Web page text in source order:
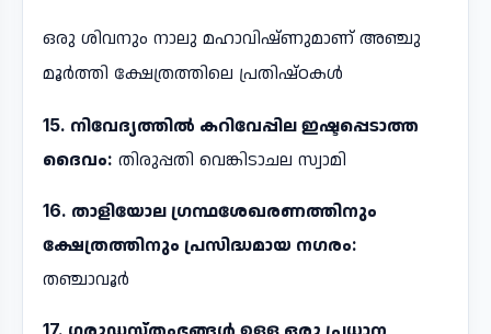
ഒരു ശിവനും നാലു മഹാവിഷ്ണുമാണ് അഞ്ചു
മൂർത്തി ക്ഷേത്രത്തിലെ പ്രതിഷ്ഠകൾ
15. നിവേദ്യത്തിൽ കറിവേപ്പില ഇഷ്ടപ്പെടാത്ത
ദൈവം: തിരുപ്പതി വെങ്കിടാചല സ്വാമി
16. താളിയോല ഗ്രന്ഥശേഖരണത്തിനും
ക്ഷേത്രത്തിനും പ്രസിദ്ധമായ നഗരം:
തഞ്ചാവൂർ
17. ഗരുഡസ്തംഭങ്ങൾ ഉള്ള ഒരു പ്രധാന